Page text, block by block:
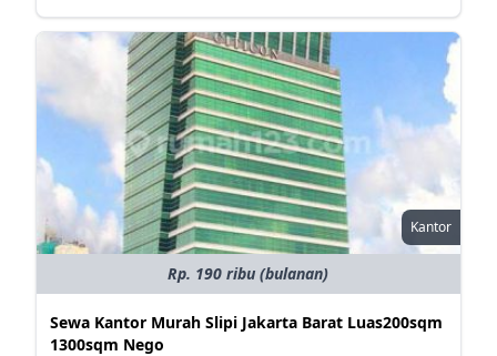
Kantor
Rp. 190 ribu (bulanan)
Sewa Kantor Murah Slipi Jakarta Barat Luas200sqm
1300sqm Nego